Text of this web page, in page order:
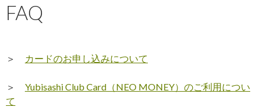
ン
ツ
キ
FAQ
＞ カードのお申し込みについて
＞ Yubisashi Club Card（NEO MONEY）のご利用につい
て